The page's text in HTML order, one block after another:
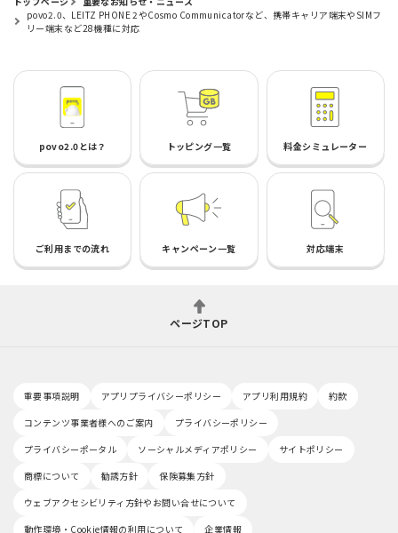
povo2.0、LEITZ PHONE 2やCosmo Communicatorなど、携帯キャリア端末やSIMフ
リー端末など28機種に対応
povo2.0とは？ トッピング一覧 料金シミュレーター
ご利用までの流れ キャンペーン一覧 対応端末
ページTOP
重要事項説明 アプリプライバシーポリシー アプリ利用規約
約款
コンテンツ事業者様へのご案内
プライバシーポリシー
プライバシーポータル
ソーシャルメディアポリシー
サイトポリシー
商標について
勧誘方針
保険募集方針
ウェブアクセシビリティ方針やお問い合せについて
動作環境・Cookie情報の利用について
企業情報